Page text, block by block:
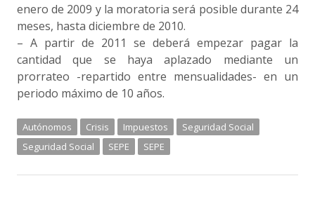
enero de 2009 y la moratoria será posible durante 24
meses, hasta diciembre de 2010.
– A partir de 2011 se deberá empezar pagar la
cantidad que se haya aplazado mediante un
prorrateo -repartido entre mensualidades- en un
periodo máximo de 10 años.
Autónomos Crisis Impuestos
Seguridad Social
Seguridad Social
SEPE SEPE